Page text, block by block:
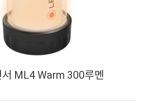
ML4 Warm 300루멘